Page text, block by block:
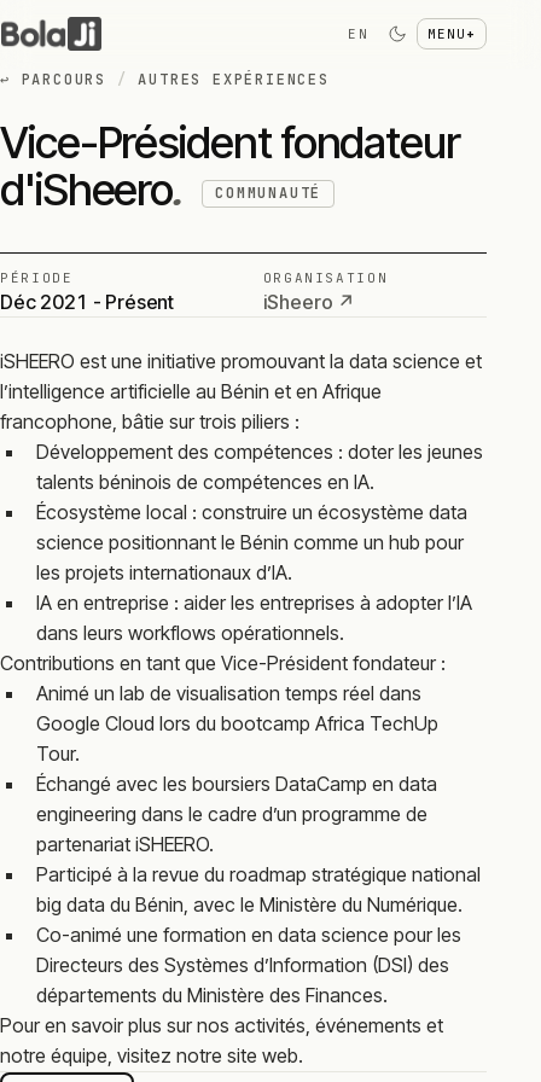
EN MENU +
↩ PARCOURS / AUTRES EXPÉRIENCES
Vice-Président fondateur
d'iSheero. COMMUNAUTÉ
PÉRIODE
Déc 2021 - Présent
ORGANISATION
iSheero ↗
iSHEERO est une initiative promouvant la data science et
l’intelligence artificielle au Bénin et en Afrique
francophone, bâtie sur trois piliers :
Développement des compétences : doter les jeunes
talents béninois de compétences en IA.
Écosystème local : construire un écosystème data
science positionnant le Bénin comme un hub pour
les projets internationaux d’IA.
IA en entreprise : aider les entreprises à adopter l’IA
dans leurs workflows opérationnels.
Contributions en tant que Vice-Président fondateur :
Animé un lab de visualisation temps réel dans
Google Cloud lors du bootcamp Africa TechUp
Tour.
Échangé avec les boursiers DataCamp en data
engineering dans le cadre d’un programme de
partenariat iSHEERO.
Participé à la revue du roadmap stratégique national
big data du Bénin, avec le Ministère du Numérique.
Co-animé une formation en data science pour les
Directeurs des Systèmes d’Information (DSI) des
départements du Ministère des Finances.
Pour en savoir plus sur nos activités, événements et
notre équipe, visitez notre site web.